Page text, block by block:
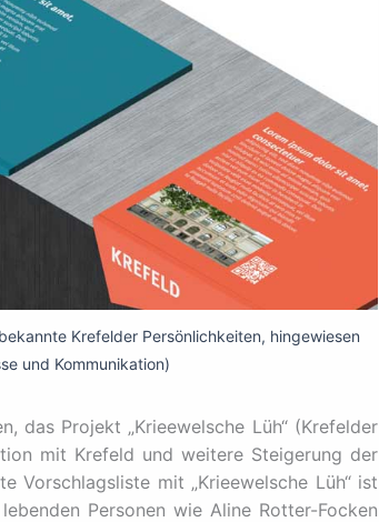
Krefelder Persönlichkeiten, hingewiesen
und Kommunikation)
das Projekt „Krieewelsche Lüh“ (Krefelder
mit Krefeld und weitere Steigerung der
Vorschlagsliste mit „Krieewelsche Lüh“ ist
Personen wie Aline Rotter-Focken